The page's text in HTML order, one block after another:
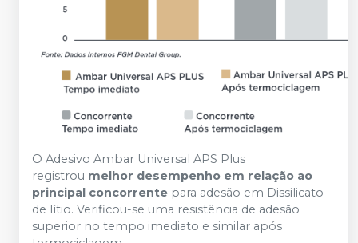
O Adesivo Ambar Universal APS Plus
registrou melhor desempenho em relação ao
principal concorrente para adesão em Dissilicato
de lítio. Verificou-se uma resistência de adesão
superior no tempo imediato e similar após